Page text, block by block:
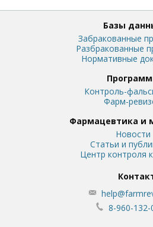
Базы
Забракованные
Разбракованные
Нормативные
Контроль-
Фарм-
Фармацевтика и
Новости
Статьи и
Центр контроля
8-960-132-